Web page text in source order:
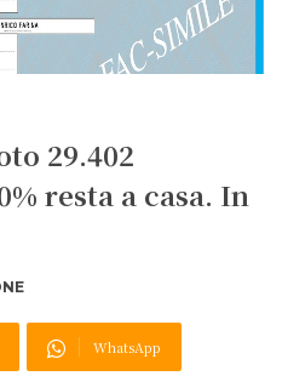
29.402
resta a casa. In
WhatsApp